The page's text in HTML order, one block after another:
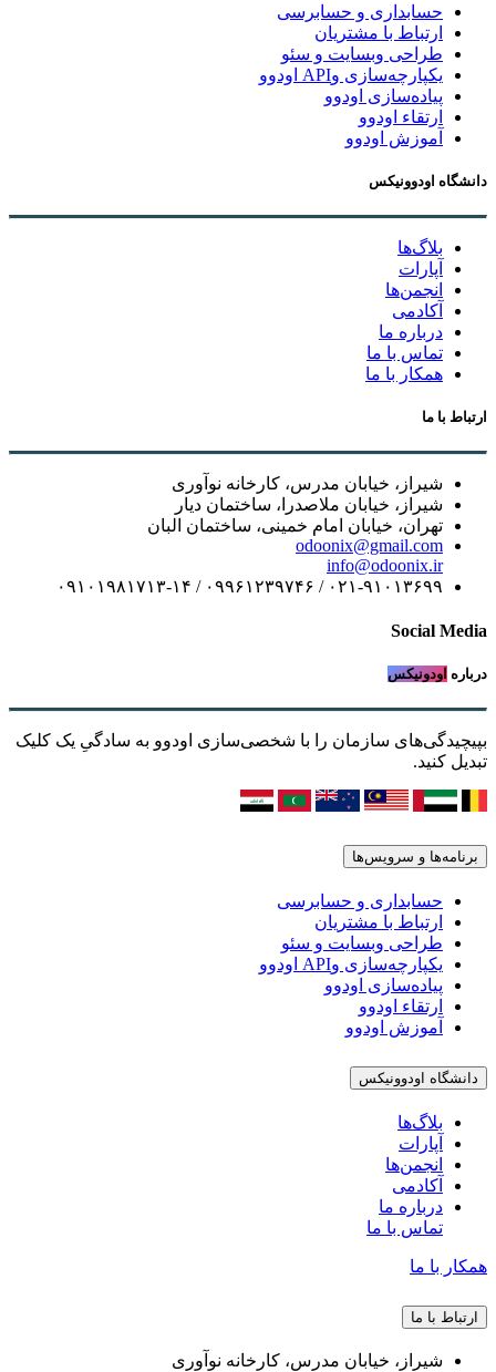
حسابداری و حسابرسی
ارتباط با مشتریان
طراحی وبسایت و سئو
یکپارچه‌سازی وAPI اودوو
پیاده‌سازی اودوو
ارتقاء اودوو
آموزش اودوو
دانشگاه اودوونیکس
بلاگ‌ها
آپارات
انجمن‌ها
آکادمی
درباره ما
تماس با ما
همکار با ما
ارتباط با ما
شیراز، خیابان مدرس، کارخانه نوآوری
شیراز، خیابان ملاصدرا، ساختمان دیار
تهران، خیابان امام خمینی، ساختمان البان
odoonix@gmail.com
info@odoonix.ir
۰۲۱-۹۱۰۱۳۶۹۹ / ۰۹۹۶۱۲۳۹۷۴۶ / ۰۹۱۰۱۹۸۱۷۱۳-۱۴
Social Media
درباره اودونیکس
بپیچیدگی‌های سازمان را با شخصی‌سازی اودوو به سادگیِ یک کلیک
تبدیل کنید.
برنامه‌ها و سرویس‌ها
حسابداری و حسابرسی
ارتباط با مشتریان
طراحی وبسایت و سئو
یکپارچه‌سازی وAPI اودوو
پیاده‌سازی اودوو
ارتقاء اودوو
آموزش اودوو
دانشگاه اودوونیکس
بلاگ‌ها
آپارات
انجمن‌ها
آکادمی
درباره ما
تماس با ما
همکار با ما
ارتباط با ما
شیراز، خیابان مدرس، کارخانه نوآوری